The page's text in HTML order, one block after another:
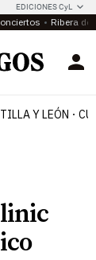
EDICIONES CyL
Ribera del
Y LEÓN